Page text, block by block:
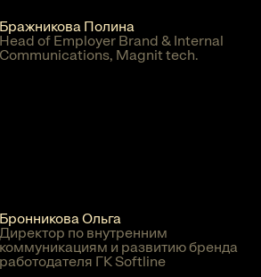
Бражникова Полина
Head of Employer Brand & Internal
Communications, Magnit tech.
Бронникова Ольга
Директор по внутренним
коммуникациям и развитию бренда
работодателя ГК Softline